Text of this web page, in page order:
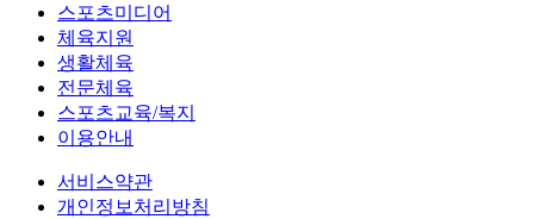
스포츠미디어
체육지원
생활체육
전문체육
스포츠교육/복지
이용안내
서비스약관
개인정보처리방침